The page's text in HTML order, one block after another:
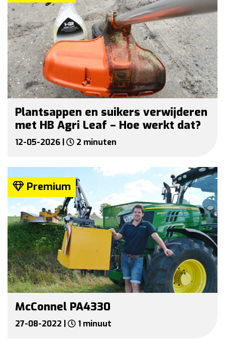
Plantsappen en suikers verwijderen
met HB Agri Leaf – Hoe werkt dat?
12-05-2026 | 2 minuten
Premium
McConnel PA4330
27-08-2022 | 1 minuut